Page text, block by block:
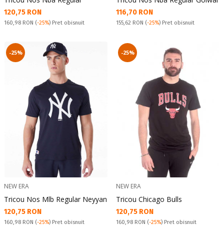
Текуща цена:
120,75 RON
Pret obisnuit:
160,98 RON (-25%) Pret obisnuit
Текуща цена:
116,70 RON
Pret obisnuit:
155,62 RON (-25%) Pret obisnuit
-25%
NEW ERA
Tricou Nos Mlb Regular Neyyan
Текуща цена:
120,75 RON
Pret obisnuit:
160,98 RON (-25%) Pret obisnuit
-25%
NEW ERA
Tricou Chicago Bulls
Текуща цена:
120,75 RON
Pret obisnuit:
160,98 RON (-25%) Pret obisnuit